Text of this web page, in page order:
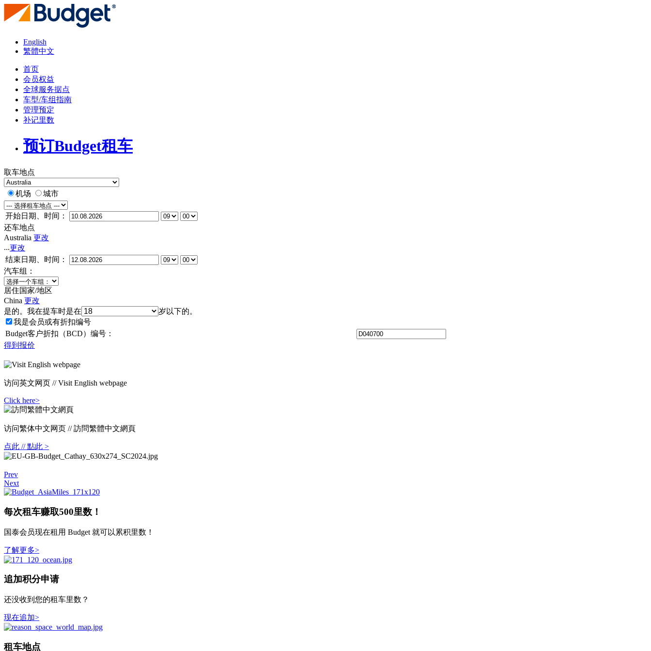
English
繁體中文
首页
会员权益
全球服务据点
车型/车组指南
管理预定
补记里数
预订Budget租车
取车地点
机场 城市
开始日期、时间：
还车地点
Australia 更改
...更改
结束日期、时间：
汽车组：
居住国家/地区
China 更改
是的。我在提车时是在
岁以下的。
我是会员或有折扣编号
Budget客户折扣（BCD）编号：
得到报价
访问英文网页 // Visit English webpage
Click here>
访问繁体中文网页 // 訪問繁體中文網頁
点此 // 點此 >
Prev
Next
每次租车赚取500里数！
国泰会员现在租用 Budget 就可以累积里数！
了解更多>
追加积分申请
还没收到您的租车里数？
现在追加>
租车地点